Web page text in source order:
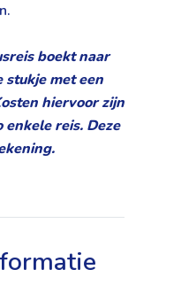
boekt naar
stukje met een
hiervoor zijn
enkele reis. Deze